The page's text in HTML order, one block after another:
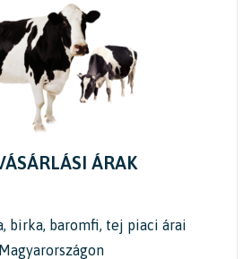
ÁRAK
birka, baromfi, tej piaci árai
Magyarországon